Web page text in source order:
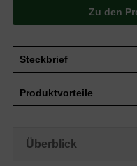
Zu den
Steckbrief
Zuwachs
Wuchsform
Produktvorteile
robust
Überblick